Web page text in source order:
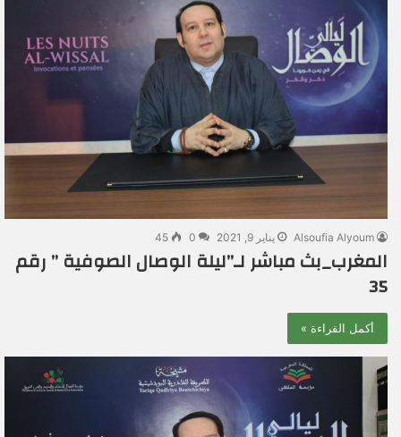
Alsoufia Alyoum يناير 9, 2021 0
45
المغرب_بث مباشر لـ”ليلة الوصال الصوفية ” رقم
35
أكمل القراءة »